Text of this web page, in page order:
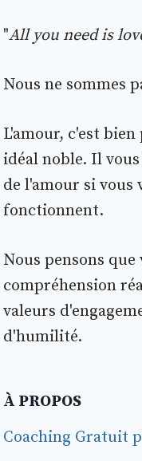
"All you need is
Nous ne sommes
L'amour, c'est
idéal noble. Il
de l'amour si vous
fonctionnent.
Nous pensons
compréhension
valeurs
d'humilité.
À PROPOS
Coaching Gratuit